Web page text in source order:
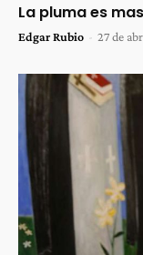
La pluma es
Edgar Rubio - 27 de